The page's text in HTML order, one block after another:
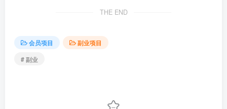
THE END
会员项目
副业项目
# 副业